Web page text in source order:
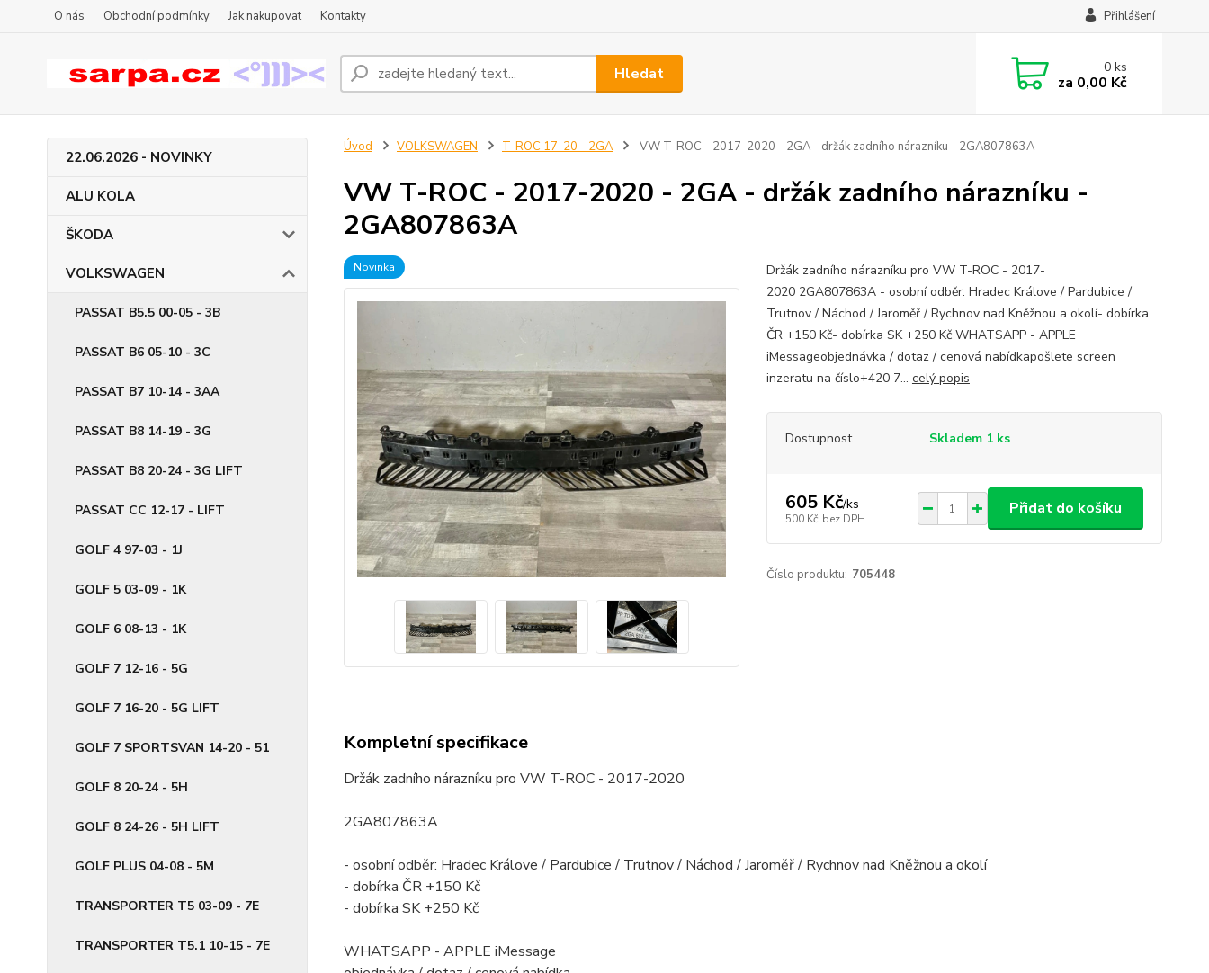
O nás Obchodní podmínky Jak nakupovat Kontakty Přihlášení
Hledat 0ks
za 0,00 Kč
22.06.2026 - NOVINKY
ALU KOLA
ŠKODA
VOLKSWAGEN
PASSAT B5.5 00-05 - 3B
PASSAT B6 05-10 - 3C
PASSAT B7 10-14 - 3AA
PASSAT B8 14-19 - 3G
PASSAT B8 20-24 - 3G LIFT
PASSAT CC 12-17 - LIFT
GOLF 4 97-03 - 1J
GOLF 5 03-09 - 1K
GOLF 6 08-13 - 1K
GOLF 7 12-16 - 5G
GOLF 7 16-20 - 5G LIFT
GOLF 7 SPORTSVAN 14-20 - 51
GOLF 8 20-24 - 5H
GOLF 8 24-26 - 5H LIFT
GOLF PLUS 04-08 - 5M
TRANSPORTER T5 03-09 - 7E
TRANSPORTER T5.1 10-15 - 7E
Úvod VOLKSWAGEN T-ROC 17-20 - 2GA VW T-ROC - 2017-2020 - 2GA - držák zadního nárazníku - 2GA807863A
VW T-ROC - 2017-2020 - 2GA - držák zadního nárazníku -
2GA807863A
Novinka
Držák zadního nárazníku pro VW T-ROC - 2017-
2020 2GA807863A - osobní odběr: Hradec Králove / Pardubice /
Trutnov / Náchod / Jaroměř / Rychnov nad Kněžnou a okolí- dobírka
ČR +150 Kč- dobírka SK +250 Kč WHATSAPP - APPLE
iMessageobjednávka / dotaz / cenová nabídkapošlete screen
inzeratu na číslo+420 7... celý popis
Dostupnost Skladem 1 ks
605 Kč/ks
500 Kč bez DPH
Přidat do košíku
Číslo produktu: 705448
Kompletní specifikace
Držák zadního nárazníku pro VW T-ROC - 2017-2020
2GA807863A
- osobní odběr: Hradec Králove / Pardubice / Trutnov / Náchod / Jaroměř / Rychnov nad Kněžnou a okolí
- dobírka ČR +150 Kč
- dobírka SK +250 Kč
WHATSAPP - APPLE iMessage